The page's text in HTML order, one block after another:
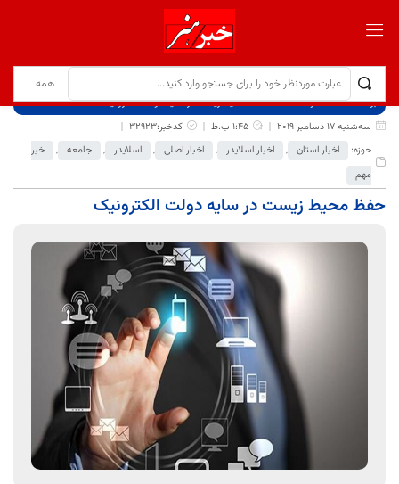
برگ نخست نوشته‌ها
حفظ محیط زیست در سایه دولت الکترونیک
سه‌شنبه 17 دسامبر 2019
1:45 ب.ظ
کدخبر:32923
حوزه:
اخبار استان , اخبار اسلایدر , اخبار اصلی , اسلایدر , جامعه ,
خبر
مهم
حفظ محیط زیست در سایه دولت الکترونیک